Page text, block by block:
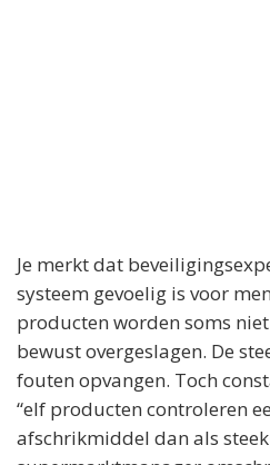
Je merkt dat
systeem gevoelig is voor
producten worden soms
bewust overgeslagen. De
fouten opvangen. Toch
“elf producten controleren
afschrikmiddel dan als